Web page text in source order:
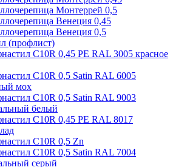
Монтеррей 0,5
Венеция 0,45
Венеция 0,5
(профлист)
С10R 0,45 PE RAL 3005 красное
С10R 0,5 Satin RAL 6005
мох
С10R 0,5 Satin RAL 9003
белый
С10R 0,45 PE RAL 8017
С10R 0,5 Zn
С10R 0,5 Satin RAL 7004
серый